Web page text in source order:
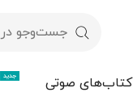
کتاب‌های صوتی جدید